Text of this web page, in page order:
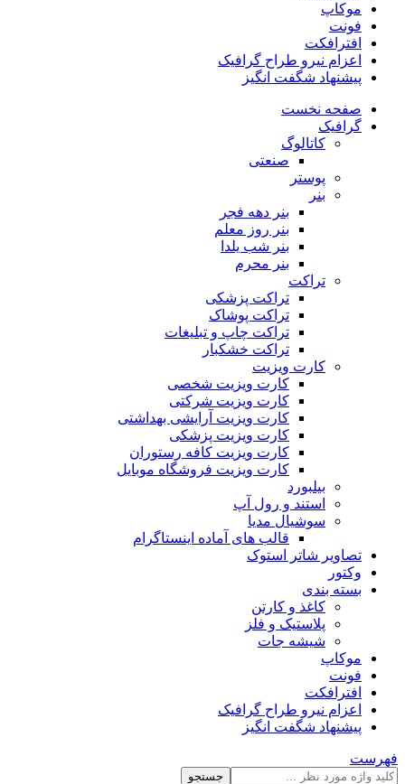
موکاپ
فونت
افترافکت
اعزام نیرو طراح گرافیک
پیشنهاد شگفت انگیز
صفحه نخست
گرافیک
کاتالوگ
صنعتی
پوستر
بنر
بنر دهه فجر
بنر روز معلم
بنر شب یلدا
بنر محرم
تراکت
تراکت پزشکی
تراکت پوشاک
تراکت چاپ و تبلیغات
تراکت خشکبار
کارت ویزیت
کارت ویزیت شخصی
کارت ویزیت شرکتی
کارت ویزیت آرایشی بهداشتی
کارت ویزیت پزشکی
کارت ویزیت کافه رستوران
کارت ویزیت فروشگاه موبایل
بیلبورد
استند و رول آپ
سوشیال مدیا
قالب های آماده اینستاگرام
تصاویر شاتر استوک
وکتور
بسته بندی
کاغذ و کارتن
پلاستیک و فلز
شیشه جات
موکاپ
فونت
افترافکت
اعزام نیرو طراح گرافیک
پیشنهاد شگفت انگیز
فهرست
جستجو